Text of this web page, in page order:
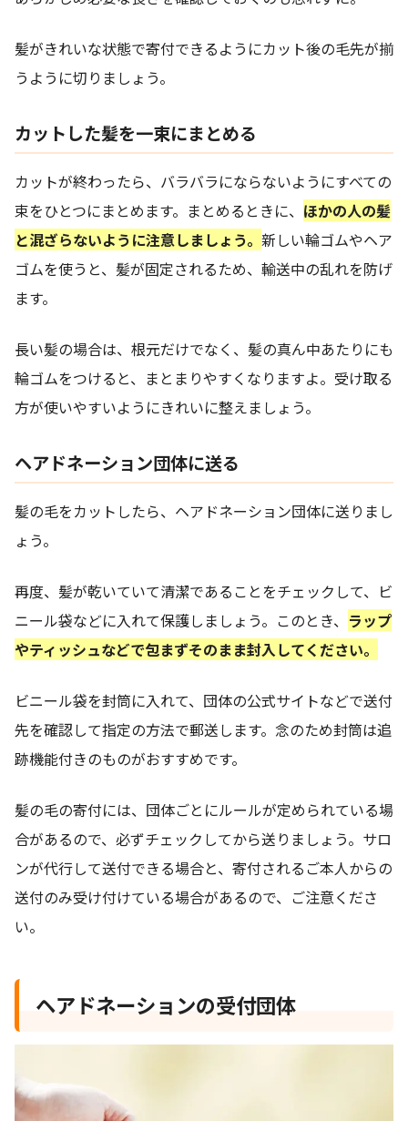
髪がきれいな状態で寄付できるようにカット後の毛先が揃
うように切りましょう。
カットした髪を一束にまとめる
カットが終わったら、バラバラにならないようにすべての
束をひとつにまとめます。まとめるときに、 ほかの人の髪
と混ざらないように注意しましょう。 新しい輪ゴムやヘア
ゴムを使うと、髪が固定されるため、輸送中の乱れを防げ
ます。
長い髪の場合は、根元だけでなく、髪の真ん中あたりにも
輪ゴムをつけると、まとまりやすくなりますよ。受け取る
方が使いやすいようにきれいに整えましょう。
ヘアドネーション団体に送る
髪の毛をカットしたら、ヘアドネーション団体に送りまし
ょう。
再度、髪が乾いていて清潔であることをチェックして、ビ
ニール袋などに入れて保護しましょう。このとき、 ラップ
やティッシュなどで包まずそのまま封入してください。
ビニール袋を封筒に入れて、団体の公式サイトなどで送付
先を確認して指定の方法で郵送します。念のため封筒は追
跡機能付きのものがおすすめです。
髪の毛の寄付には、団体ごとにルールが定められている場
合があるので、必ずチェックしてから送りましょう。サロ
ンが代行して送付できる場合と、寄付されるご本人からの
送付のみ受け付けている場合があるので、ご注意くださ
い。
ヘアドネーションの受付団体